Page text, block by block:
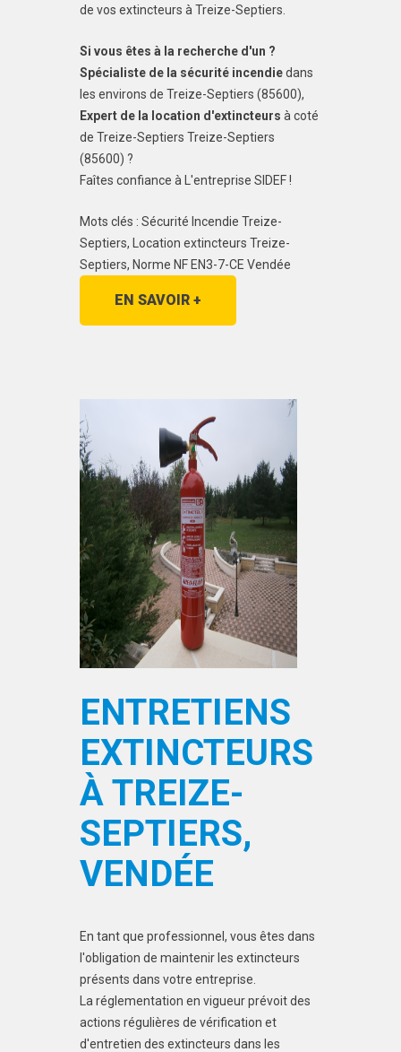
de vos extincteurs à Treize-Septiers.
Si vous êtes à la recherche d'un ?
Spécialiste de la sécurité incendiedans
les environs de Treize-Septiers (85600),
Expert de la location d'extincteurs à coté
de Treize-Septiers Treize-Septiers
(85600) ?
Faîtes confiance à L'entreprise SIDEF !
Mots clés : Sécurité Incendie Treize-
Septiers, Location extincteurs Treize-
Septiers, Norme NF EN3-7-CE Vendée
EN SAVOIR +
ENTRETIENS
EXTINCTEURS
À TREIZE-
SEPTIERS,
VENDÉE
En tant que professionnel, vous êtes dans
l'obligation de maintenir les extincteurs
présents dans votre entreprise.
La réglementation en vigueur prévoit des
actions régulières de vérification et
d'entretien des extincteurs dans les